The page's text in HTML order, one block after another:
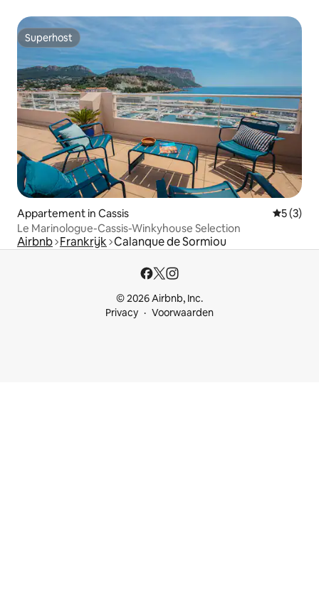
Superhost
Superhost
Appartement in Cassis
5 (3)
Le Marinologue-Cassis-Winkyhouse Selection
Airbnb Frankrijk Calanque de Sormiou
© 2026 Airbnb, Inc.
Privacy
Voorwaarden